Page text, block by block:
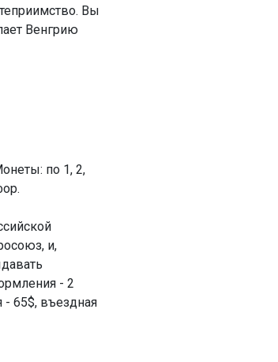
Вы
Венгрию
по 1, 2,
и,
- 2
- 65$, въездная